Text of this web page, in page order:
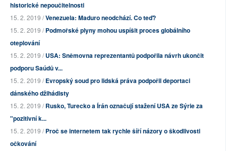
historické nepoučitelnosti
15. 2. 2019 /Venezuela: Maduro neodchází. Co teď?
15. 2. 2019 /Podmořské plyny mohou uspíšit proces globálního
oteplování
15. 2. 2019 /USA: Sněmovna reprezentantů podpořila návrh ukončit
podporu Saúdů v...
15. 2. 2019 /Evropský soud pro lidská práva podpořil deportaci
dánského džihádisty
15. 2. 2019 /Rusko, Turecko a Írán označují stažení USA ze Sýrie za
"pozitivní k...
15. 2. 2019 /Proč se internetem tak rychle šíří názory o škodlivosti
očkování